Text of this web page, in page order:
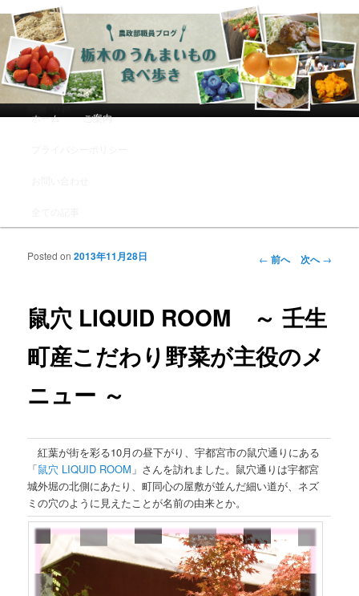
農政部職員ブログ「栃木のうんまい
もの食べ歩き」
メインコンテンツへ移動
サブコンテンツへ移動
ホーム ご案内
投稿ナビゲーシ
← 前へ 次へ→
鼠穴 LIQUID ROOM ～ 壬生
町産こだわり野菜が主役のメ
ニュー ～
Posted on2013年11月28日
紅葉が街を彩る10月の昼下がり、宇都宮市の鼠穴通りにある
「鼠穴 LIQUID ROOM 」さんを訪れました。鼠穴通りは宇都宮
城外堀の北側にあたり、町同心の屋敷が並んだ細い道が、ネズ
ミの穴のように見えたことが名前の由来とか。